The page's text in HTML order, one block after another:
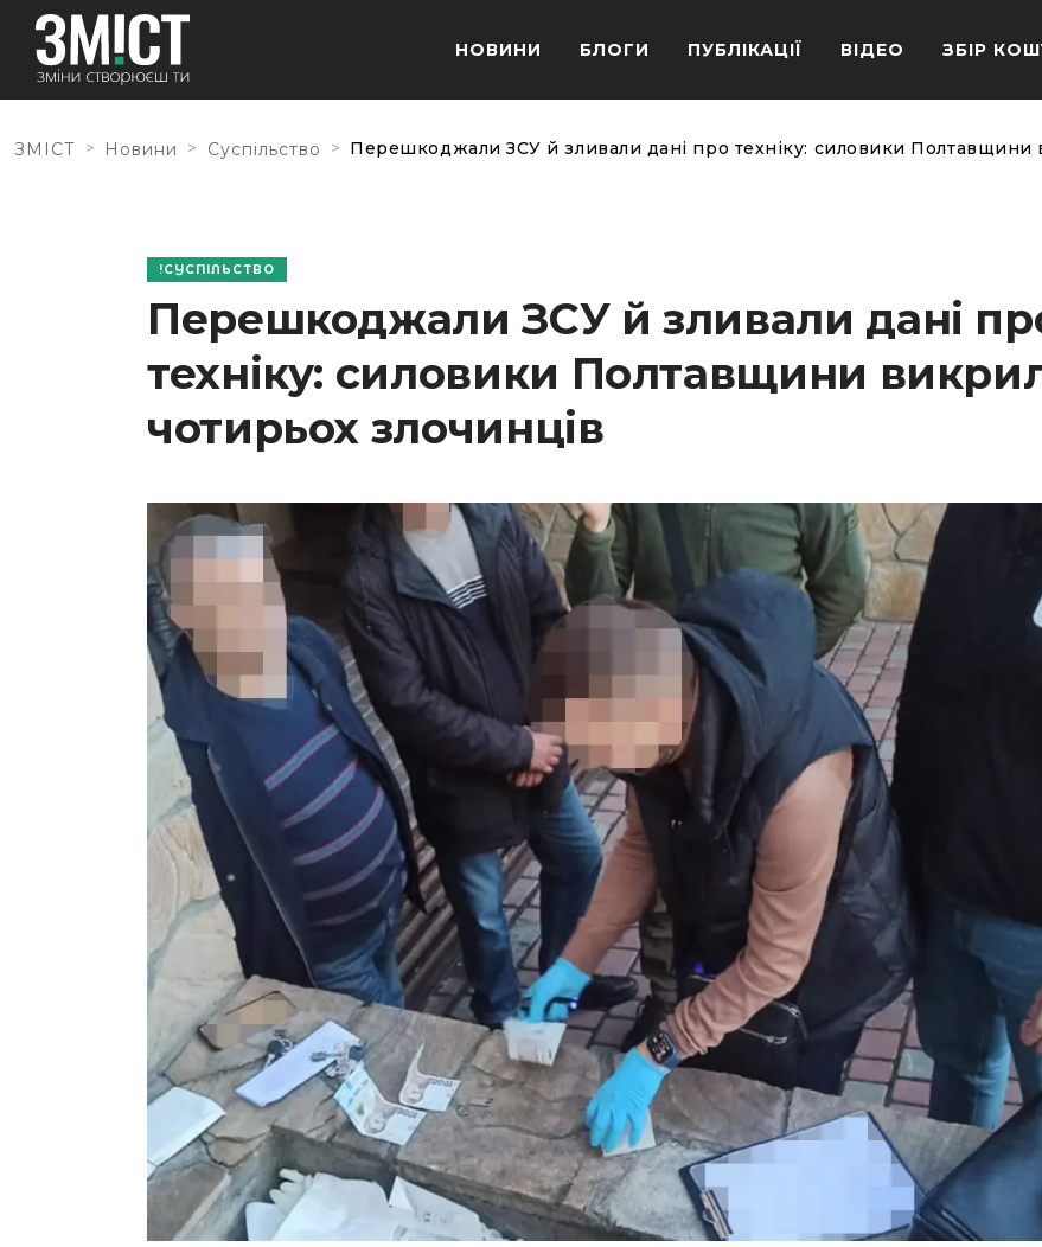
НОВИНИ БЛОГИ ПУБЛІКАЦІЇ ВІДЕО ЗБІР
ЗМІСТ > Новини > Суспільство > Перешкоджали ЗСУ й зливали дані про техніку: силовики Полтавщини
СУСПІЛЬСТВО
Перешкоджали ЗСУ й зливали дані
техніку: силовики Полтавщини
чотирьох злочинців